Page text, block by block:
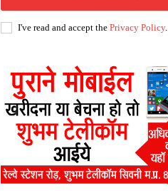
I've read and accept thePrivacy Policy.